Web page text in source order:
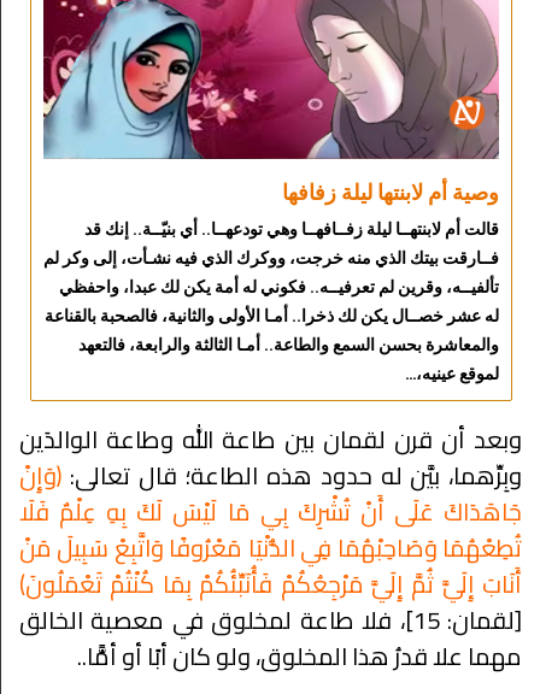
وصية أم لابنتها ليلة زفافها
قالت أم لابنتهــا ليلة زفــافهــا وهي تودعهــا.. أي بنيّــة.. إنك قد
فــارقت بيتك الذي منه خرجت، ووكرك الذي فيه نشـأت، إلى وكر لم
تألفيــه، وقرين لم تعرفيــه.. فكوني له أمة يكن لك عبدا، واحفظي
له عشر خصــال يكن لك ذخرا.. أمـا الأولى والثانية، فالصحبة بالقناعة
والمعاشرة بحسن السمع والطاعة.. أمـا الثالثة والرابعة، فالتعهد
لموقع عينيه،…
وبعد أن قرن لقمان بين طاعة الله وطاعة الوالدَين
وبِرِّهما، بيَّن له حدود هذه الطاعة؛ قال تعالى: ﴿وَإِنْ
جَاهَدَاكَ عَلَى أَنْ تُشْرِكَ بِي مَا لَيْسَ لَكَ بِهِ عِلْمٌ فَلَا
تُطِعْهُمَا وَصَاحِبْهُمَا فِي الدُّنْيَا مَعْرُوفًا وَاتَّبِعْ سَبِيلَ مَنْ
أَنَابَ إِلَيَّ ثُمَّ إِلَيَّ مَرْجِعُكُمْ فَأُنَبِّئُكُمْ بِمَا كُنْتُمْ تَعْمَلُونَ﴾
[لقمان: 15]، فلا طاعة لمخلوق في معصية الخالق
مهما علا قدرُ هذا المخلوق، ولو كان أبًا أو أمًّا..